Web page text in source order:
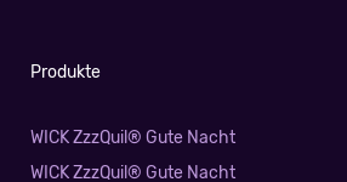
Produkte
WICK ZzzQuil® Gute Nacht
WICK ZzzQuil® Gute Nacht